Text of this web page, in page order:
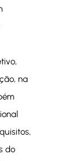
na
do